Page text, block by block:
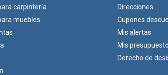
carpintería
muebles
Direcciones
Cupones
Mis alertas
Mis
Derecho de